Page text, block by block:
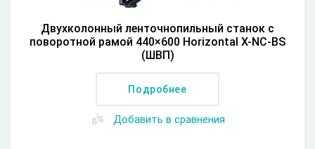
Двухколонный ленточнопильный станок с
поворотной рамой 440×600 Horizontal X-NC-BS
(ШВП)
Подробнее
Добавить в сравнения